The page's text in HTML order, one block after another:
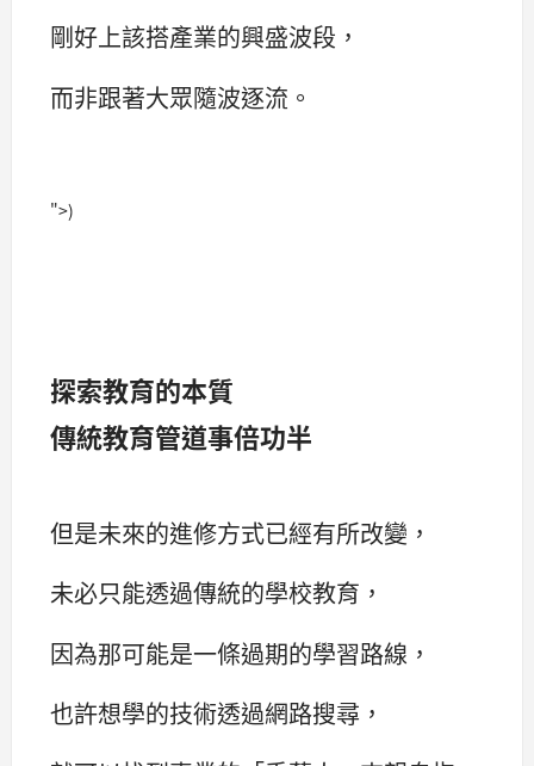
剛好上該搭產業的興盛波段，
而非跟著大眾隨波逐流。
">)
探索教育的本質
傳統教育管道事倍功半
但是未來的進修方式已經有所改變，
未必只能透過傳統的學校教育，
因為那可能是一條過期的學習路線，
也許想學的技術透過網路搜尋，